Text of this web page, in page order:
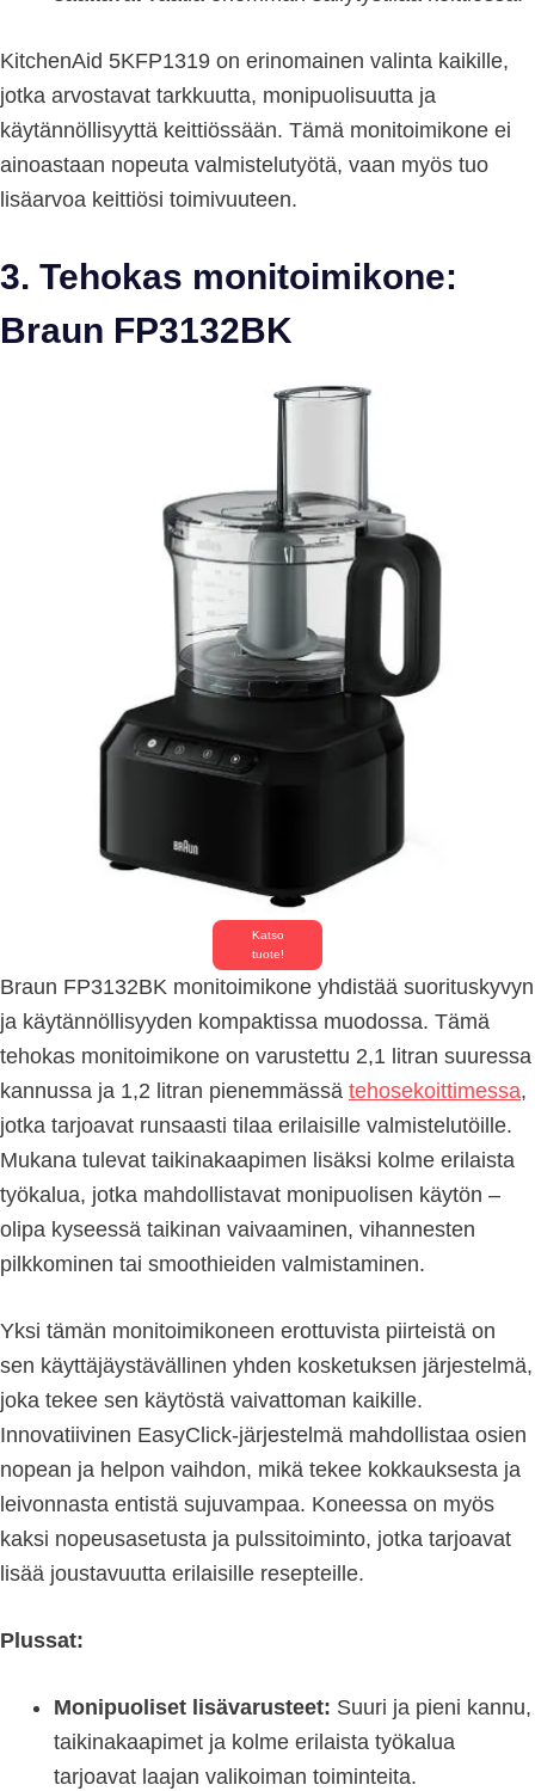
KitchenAid 5KFP1319 on erinomainen valinta kaikille,
jotka arvostavat tarkkuutta, monipuolisuutta ja
käytännöllisyyttä keittiössään. Tämä monitoimikone ei
ainoastaan nopeuta valmistelutyötä, vaan myös tuo
lisäarvoa keittiösi toimivuuteen.
3. Tehokas monitoimikone:
Braun FP3132BK
Katso
tuote!
Braun FP3132BK monitoimikone yhdistää suorituskyvyn
ja käytännöllisyyden kompaktissa muodossa. Tämä
tehokas monitoimikone on varustettu 2,1 litran suuressa
kannussa ja 1,2 litran pienemmässä tehosekoittimessa,
jotka tarjoavat runsaasti tilaa erilaisille valmistelutöille.
Mukana tulevat taikinakaapimen lisäksi kolme erilaista
työkalua, jotka mahdollistavat monipuolisen käytön –
olipa kyseessä taikinan vaivaaminen, vihannesten
pilkkominen tai smoothieiden valmistaminen.
Yksi tämän monitoimikoneen erottuvista piirteistä on
sen käyttäjäystävällinen yhden kosketuksen järjestelmä,
joka tekee sen käytöstä vaivattoman kaikille.
Innovatiivinen EasyClick-järjestelmä mahdollistaa osien
nopean ja helpon vaihdon, mikä tekee kokkauksesta ja
leivonnasta entistä sujuvampaa. Koneessa on myös
kaksi nopeusasetusta ja pulssitoiminto, jotka tarjoavat
lisää joustavuutta erilaisille resepteille.
Plussat:
Monipuoliset lisävarusteet: Suuri ja pieni kannu,
taikinakaapimet ja kolme erilaista työkalua
tarjoavat laajan valikoiman toiminteita.